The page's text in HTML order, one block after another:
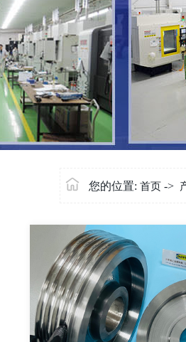
您的位置:首页 ->